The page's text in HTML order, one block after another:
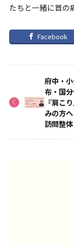
たちと一緒に首の
Facebook
府中・
布・国
『肩こ
みの方
訪問整体